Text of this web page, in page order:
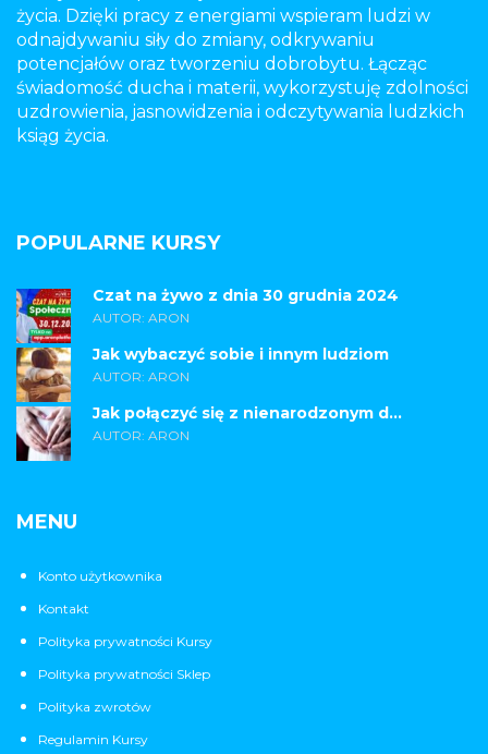
życia. Dzięki pracy z energiami wspieram ludzi w
odnajdywaniu siły do zmiany, odkrywaniu
potencjałów oraz tworzeniu dobrobytu. Łącząc
świadomość ducha i materii, wykorzystuję zdolności
uzdrowienia, jasnowidzenia i odczytywania ludzkich
ksiąg życia.
POPULARNE KURSY
Czat na żywo z dnia 30 grudnia 2024
AUTOR: ARON
Jak wybaczyć sobie i innym ludziom
AUTOR: ARON
Jak połączyć się z nienarodzonym d...
AUTOR: ARON
MENU
Konto użytkownika
Kontakt
Polityka prywatności Kursy
Polityka prywatności Sklep
Polityka zwrotów
Regulamin Kursy